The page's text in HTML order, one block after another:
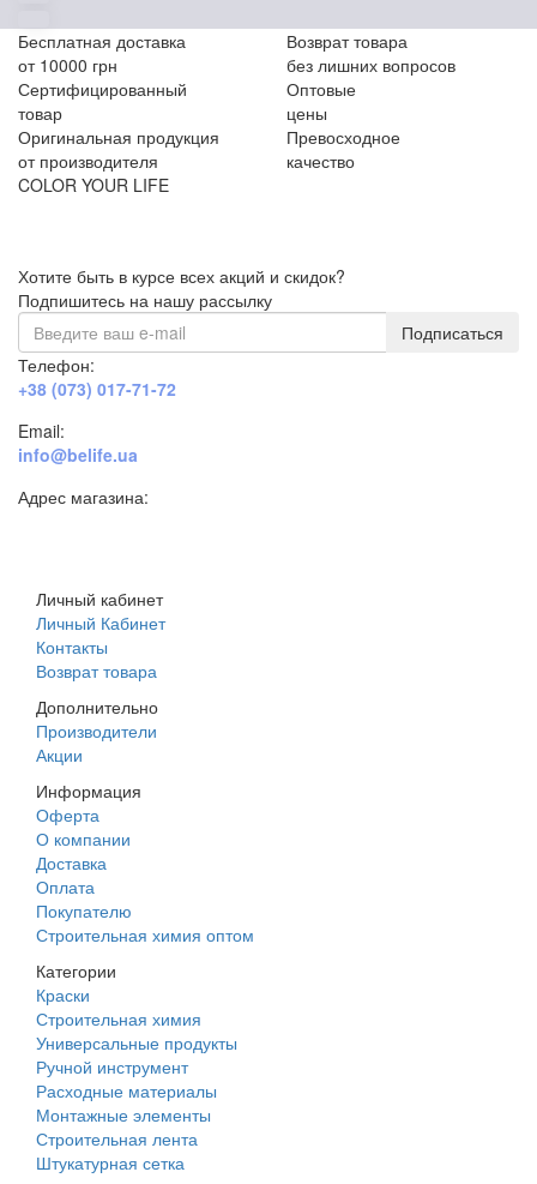
Бесплатная доставка
от 10000 грн
Возврат товара
без лишних вопросов
Сертифицированный
товар
Оптовые
цены
Оригинальная продукция
от производителя
Превосходное
качество
COLOR YOUR LIFE
Хотите быть в курсе всех акций и скидок?
Подпишитесь на нашу рассылку
Подписаться
Телефон:
+38 (073) 017-71-72
Email:
info@belife.ua
Адрес магазина:
Личный кабинет
Личный Кабинет
Контакты
Возврат товара
Дополнительно
Производители
Акции
Информация
Оферта
О компании
Доставка
Оплата
Покупателю
Строительная химия оптом
Категории
Краски
Строительная химия
Универсальные продукты
Ручной инструмент
Расходные материалы
Монтажные элементы
Строительная лента
Штукатурная сетка